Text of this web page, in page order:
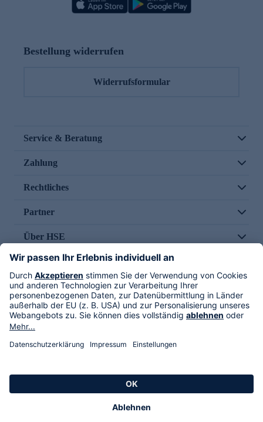
Bestellung widerrufen
Widerrufsformular
Service & Beratung
Zahlung
Rechtliches
Partner
Über HSE
Im TV
HSE International